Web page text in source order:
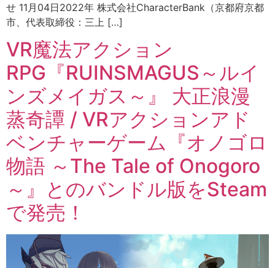
せ 11月04日2022年 株式会社CharacterBank（京都府京都
市、代表取締役：三上 […]
VR魔法アクション
RPG『RUINSMAGUS～ルイ
ンズメイガス～』 大正浪漫
蒸奇譚 / VRアクションアド
ベンチャーゲーム『オノゴロ
物語 ～The Tale of Onogoro
～』とのバンドル版をSteam
で発売！ ​